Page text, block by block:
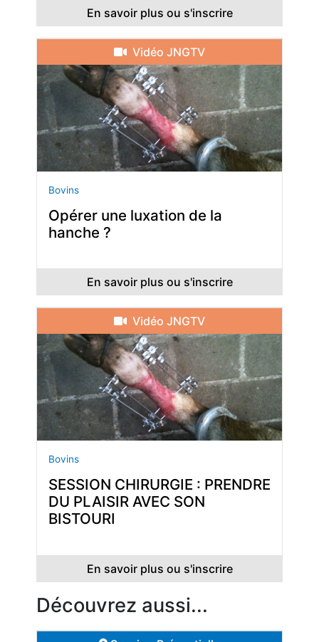
En savoir plus ou s'inscrire
Vidéo JNGTV
Bovins
Opérer une luxation de la
hanche ?
En savoir plus ou s'inscrire
Vidéo JNGTV
Bovins
SESSION CHIRURGIE : PRENDRE
DU PLAISIR AVEC SON
BISTOURI
En savoir plus ou s'inscrire
Découvrez aussi...